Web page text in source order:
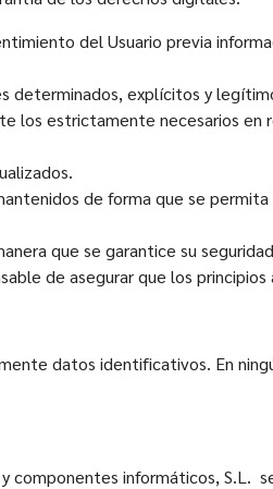
del Usuario previa
determinados, explícitos y
los estrictamente necesarios en
de forma que se
que se garantice su
de asegurar que los
datos identificativos. En
componentes informáticos, S.L.